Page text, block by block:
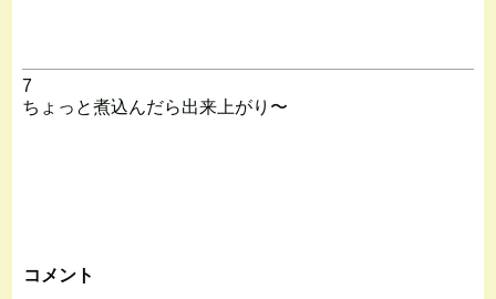
7
ちょっと煮込んだら出来上がり〜
コメント